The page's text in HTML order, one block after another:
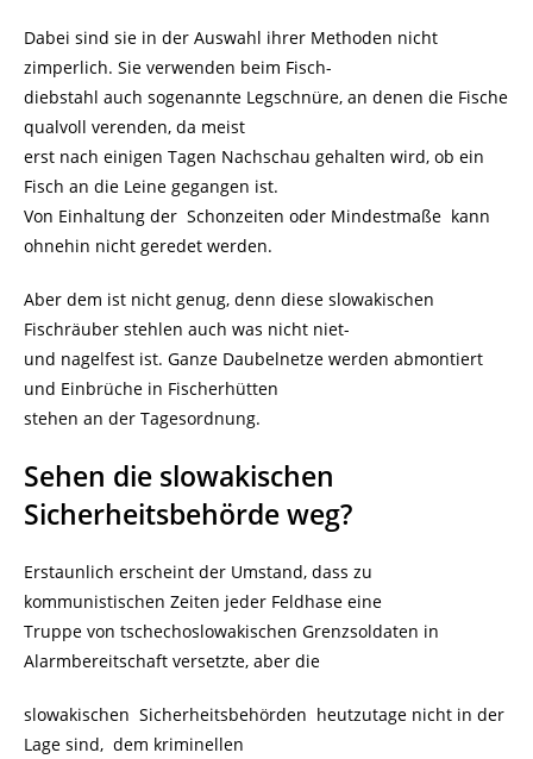
Dabei sind sie in der Auswahl ihrer Methoden nicht
zimperlich. Sie verwenden beim Fisch-
diebstahl auch sogenannte Legschnüre, an denen die Fische
qualvoll verenden, da meist
erst nach einigen Tagen Nachschau gehalten wird, ob ein
Fisch an die Leine gegangen ist.
Von Einhaltung der Schonzeiten oder Mindestmaße kann
ohnehin nicht geredet werden.
Aber dem ist nicht genug, denn diese slowakischen
Fischräuber stehlen auch was nicht niet-
und nagelfest ist. Ganze Daubelnetze werden abmontiert
und Einbrüche in Fischerhütten
stehen an der Tagesordnung.
Sehen die slowakischen
Sicherheitsbehörde weg?
Erstaunlich erscheint der Umstand, dass zu
kommunistischen Zeiten jeder Feldhase eine
Truppe von tschechoslowakischen Grenzsoldaten in
Alarmbereitschaft versetzte, aber die
slowakischen Sicherheitsbehörden heutzutage nicht in der
Lage sind, dem kriminellen